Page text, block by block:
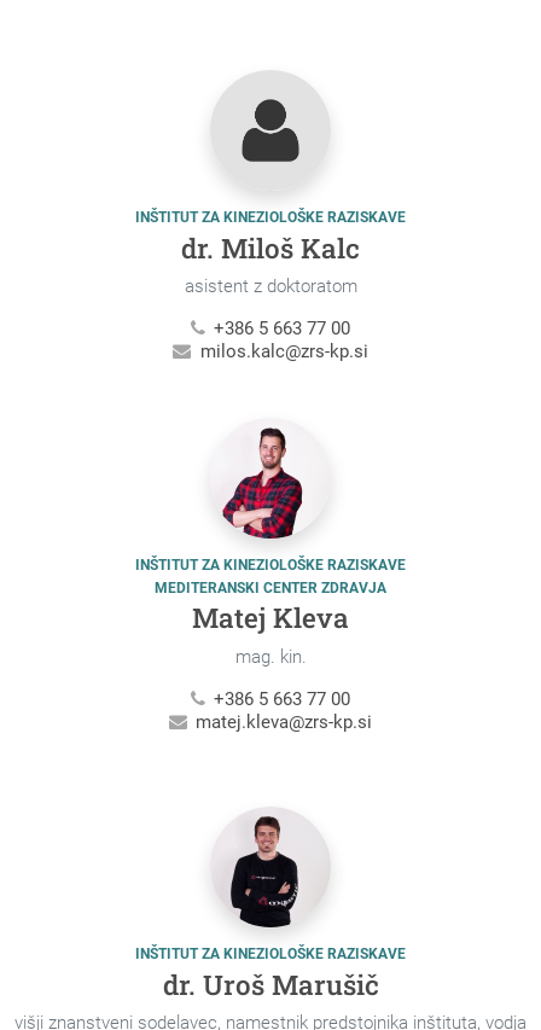
INŠTITUT ZA KINEZIOLOŠKE RAZISKAVE
dr. Miloš Kalc
asistent z doktoratom
+386 5 663 77 00
milos.kalc@zrs-kp.si
INŠTITUT ZA KINEZIOLOŠKE RAZISKAVE
MEDITERANSKI CENTER ZDRAVJA
Matej Kleva
mag. kin.
+386 5 663 77 00
matej.kleva@zrs-kp.si
INŠTITUT ZA KINEZIOLOŠKE RAZISKAVE
dr. Uroš Marušič
višji znanstveni sodelavec, namestnik predstojnika inštituta, vodja